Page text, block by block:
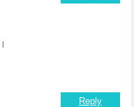
|
Reply